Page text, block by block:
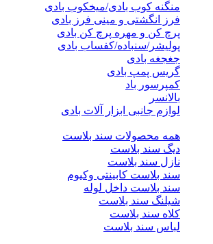
منگنه کوب بادی/میخکوب بادی
فرز انگشتی و مینی فرز بادی
پرچ کن و مهره پرچ کن بادی
پولیشر/سنباده/کفساب بادی
جغجغه بادی
گریس پمپ بادی
کمپرسور باد
بالانسر
لوازم جانبی ابزار آلات بادی
همه محصولات سند بلاست
دیگ سند بلاست
نازل سند بلاست
سند بلاست کابینتی وکیوم
سند بلاست داخل لوله
شیلنگ سند بلاست
کلاه سند بلاست
لباس سند بلاست